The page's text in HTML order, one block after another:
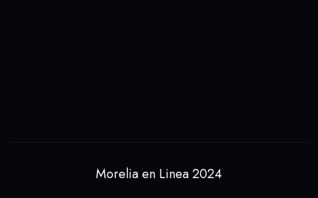
Morelia en Linea 2024